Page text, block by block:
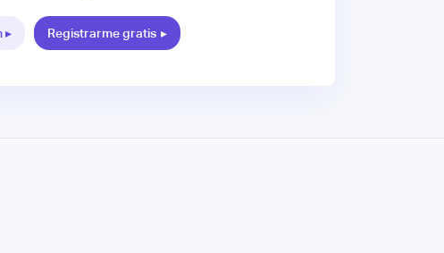
▸ Registrarme gratis ▸